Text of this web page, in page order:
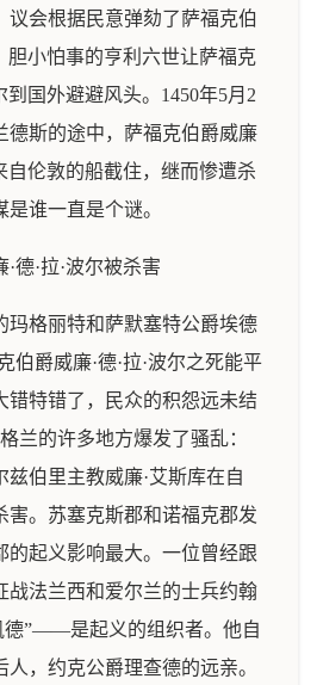
议会根据民意弹劾了萨福克伯
胆小怕事的亨利六世让萨福克
到国外避避风头。1450年5月2
德斯的途中，萨福克伯爵威廉
自伦敦的船截住，继而惨遭杀
谁一直是个谜。
德·拉·波尔被杀害
玛格丽特和萨默塞特公爵埃德
伯爵威廉·德·拉·波尔之死能平
错特错了，民众的积怨远未结
兰的许多地方爆发了骚乱：
兹伯里主教威廉·艾斯库在自
害。苏塞克斯郡和诺福克郡发
的起义影响最大。一位曾经跟
战法兰西和爱尔兰的士兵约翰
”——是起义的组织者。他自
，约克公爵理查德的远亲。